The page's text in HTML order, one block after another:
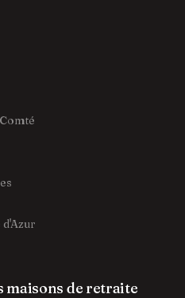
maisons de retraite